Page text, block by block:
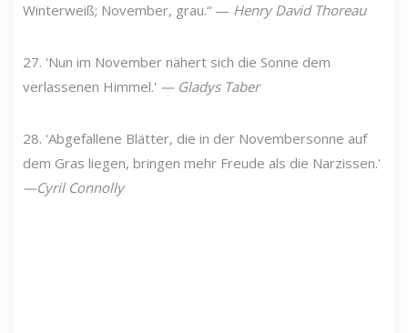
Winterweiß; November, grau.“ — Henry David Thoreau
27. 'Nun im November nähert sich die Sonne dem
verlassenen Himmel.' — Gladys Taber
28. 'Abgefallene Blätter, die in der Novembersonne auf
dem Gras liegen, bringen mehr Freude als die Narzissen.'
—Cyril Connolly